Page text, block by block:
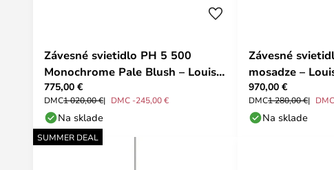
Závesné svietidlo PH 5 500
Monochrome Pale Blush – Louis
Poulsen
775,00 €
DMC1 020,00 € DMC -245,00 €
Na sklade
Závesné
mosadze –
970,00 €
DMC1 280,00 €
Na sklade
SUMMER DEAL